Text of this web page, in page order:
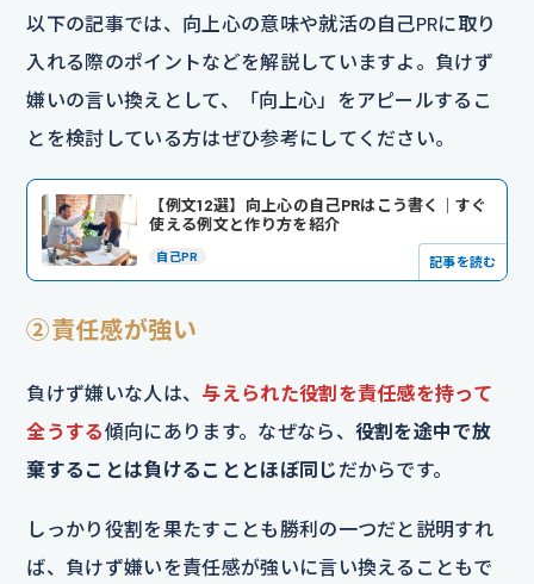
以下の記事では、向上心の意味や就活の自己PRに取り
入れる際のポイントなどを解説していますよ。負けず
嫌いの言い換えとして、「向上心」をアピールするこ
とを検討している方はぜひ参考にしてください。
【例文12選】向上心の自己PRはこう書く｜すぐ
使える例文と作り方を紹介
自己PR 記事を読む
②責任感が強い
負けず嫌いな人は、 与えられた役割を責任感を持って
全うする傾向にあります。なぜなら、 役割を途中で放
棄することは負けることとほぼ同じ だからです。
しっかり役割を果たすことも勝利の一つだと説明すれ
ば、負けず嫌いを責任感が強いに言い換えることもで